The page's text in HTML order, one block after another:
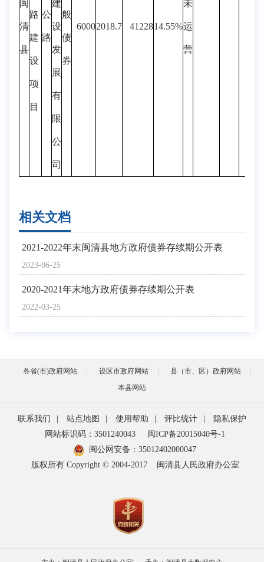
闽
清
县
路
建
设
项
目
公
路
建
设
发
展
有
限
公
司
般
债
券
60002018.7 4122814.55%
未
运
营
相关文档
2023-06-25
2021-2022年末闽清县地方政府债券存续期公开表
2022-03-25
2020-2021年末地方政府债券存续期公开表
各省(市)政府网站 设区市政府网站
县（市、区）政府网站
本县网站
联系我们 站点地图 使用帮助 评比统计
隐私保护
网站标识码：3501240043
闽ICP备20015040号-1
闽公网安备： 35012402000047
版权所有 Copyright © 2004-2017
闽清县人民政府办公室